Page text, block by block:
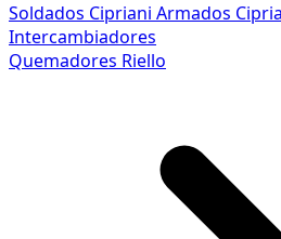
Soldados Cipriani Armados
Intercambiadores
Quemadores Riello